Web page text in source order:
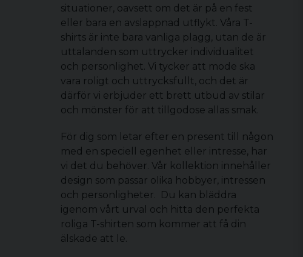
situationer, oavsett om det är på en fest
eller bara en avslappnad utflykt. Våra T-
shirts är inte bara vanliga plagg, utan de är
uttalanden som uttrycker individualitet
och personlighet. Vi tycker att mode ska
vara roligt och uttrycksfullt, och det är
därför vi erbjuder ett brett utbud av stilar
och mönster för att tillgodose allas smak.
För dig som letar efter en present till någon
med en speciell egenhet eller intresse, har
vi det du behöver. Vår kollektion innehåller
design som passar olika hobbyer, intressen
och personligheter. Du kan bläddra
igenom vårt urval och hitta den perfekta
roliga T-shirten som kommer att få din
älskade att le.